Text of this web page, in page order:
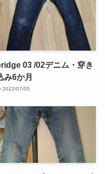
03 /02デニム・穿き
み6か月
2022/07/05